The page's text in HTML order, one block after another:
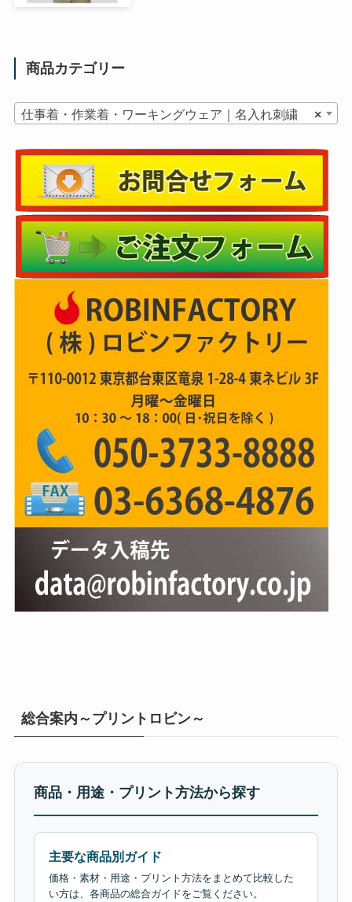
商品カテゴリー
×
仕事着・作業着・ワーキングウェア｜名入れ刺繍
総合案内～プリントロビン～
商品・用途・プリント方法から探す
主要な商品別ガイド
価格・素材・用途・プリント方法をまとめて比較した
い方は、各商品の総合ガイドをご覧ください。